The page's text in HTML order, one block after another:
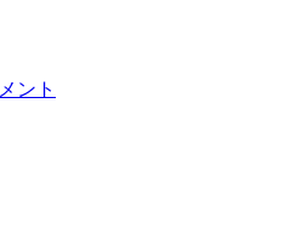
ント